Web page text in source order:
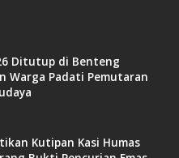
Ditutup di Benteng
Warga Padati Pemutaran
Kutipan Kasi Humas